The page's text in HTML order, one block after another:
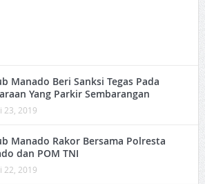
Manado Beri Sanksi Tegas Pada
Yang Parkir Sembarangan
23, 2019
Manado Rakor Bersama Polresta
dan POM TNI
22, 2019